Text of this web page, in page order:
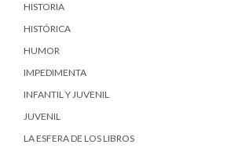
HISTORIA
HISTÓRICA
HUMOR
IMPEDIMENTA
INFANTIL Y JUVENIL
JUVENIL
LA ESFERA DE LOS LIBROS